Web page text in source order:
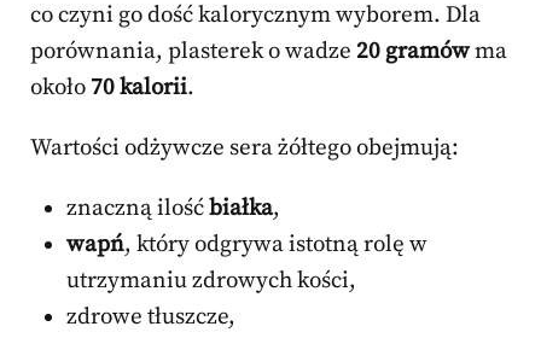
co czyni go dość kalorycznym wyborem. Dla
porównania, plasterek o wadze 20 gramówma
około 70 kalorii.
Wartości odżywcze sera żółtego obejmują:
znaczną ilośćbiałka,
wapń, który odgrywa istotną rolę w
utrzymaniu zdrowych kości,
zdrowe tłuszcze,